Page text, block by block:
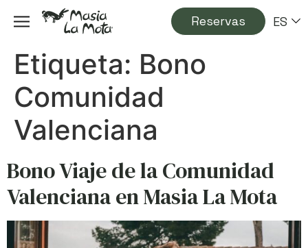
Reservas ES
Etiqueta: Bono
Comunidad
Valenciana
Bono Viaje de la Comunidad
Valenciana en Masia La Mota